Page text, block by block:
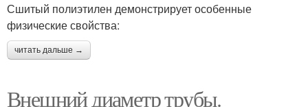
Сшитый полиэтилен демонстрирует особенные
физические свойства:
читать дальше →
Внешний диаметр трубы.